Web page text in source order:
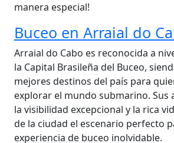
manera especial!
Buceo en Arraial do
Arraial do Cabo es reconocida a
la Capital Brasileña del Buceo,
mejores destinos del país para
explorar el mundo submarino. Sus
la visibilidad excepcional y la rica
de la ciudad el escenario perfecto
experiencia de buceo inolvidable.